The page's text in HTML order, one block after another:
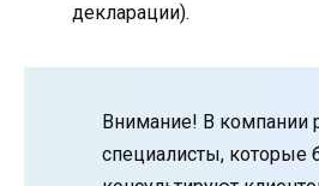
декларации).
Внимание! В компании
специалисты, которые